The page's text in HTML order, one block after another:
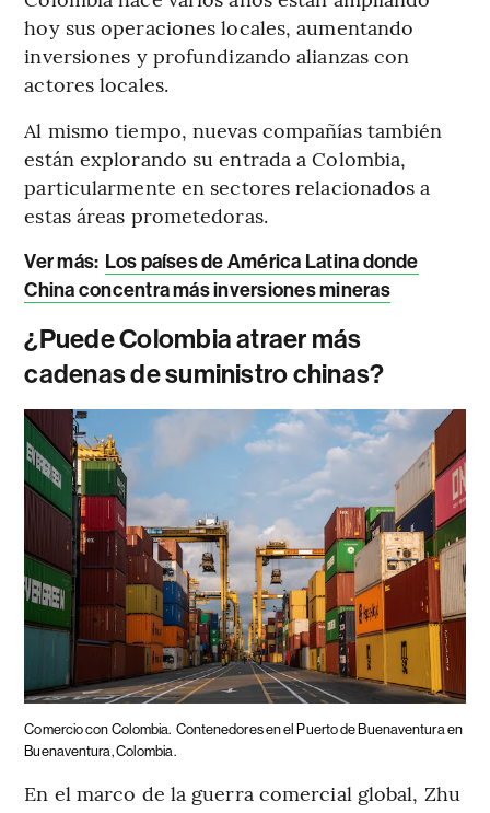
hoy sus operaciones locales, aumentando
inversiones y profundizando alianzas con
actores locales.
Al mismo tiempo, nuevas compañías también
están explorando su entrada a Colombia,
particularmente en sectores relacionados a
estas áreas prometedoras.
Ver más: Los países de América Latina donde
China concentra más inversiones mineras
¿Puede Colombia atraer más
cadenas de suministro chinas?
Comercio con Colombia. Contenedores en el Puerto de Buenaventura en
Buenaventura, Colombia.
En el marco de la guerra comercial global, Zhu